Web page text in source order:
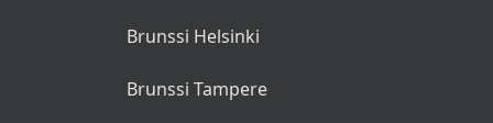
Brunssi Helsinki
Brunssi Tampere